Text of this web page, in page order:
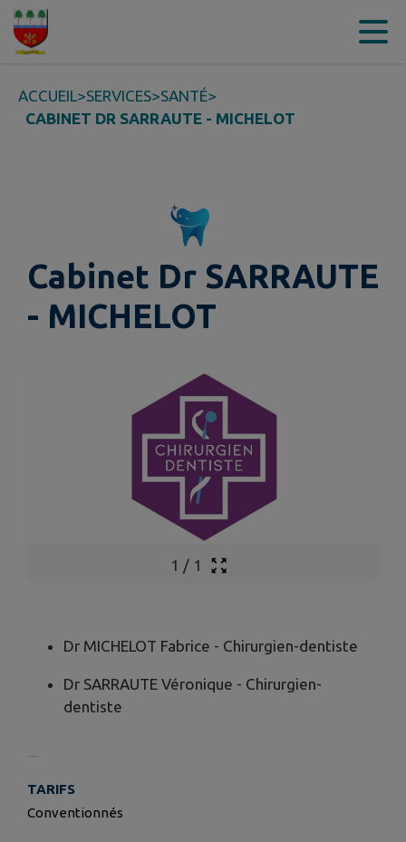
Contenu
ACCUEIL>SERVICES>SANTÉ>
CABINET DR SARRAUTE - MICHELOT
Cabinet Dr SARRAUTE
- MICHELOT
1 / 1
Dr MICHELOT Fabrice - Chirurgien-dentiste
Dr SARRAUTE Véronique - Chirurgien-
dentiste
TARIFS
Conventionnés